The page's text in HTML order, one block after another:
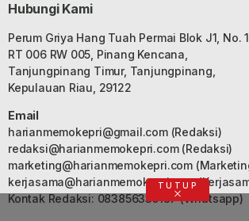
Hubungi Kami
Perum Griya Hang Tuah Permai Blok J1, No.
RT 006 RW 005, Pinang Kencana,
Tanjungpinang Timur, Tanjungpinang,
Kepulauan Riau, 29122
Email
harianmemokepri@gmail.com(Redaksi)
redaksi@harianmemokepri.com(Redaksi)
marketing@harianmemokepri.com
kerjasama@harianmemokepri.com
Kontak Redaksi: 083856335187 (Whatsapp)
TUTUP